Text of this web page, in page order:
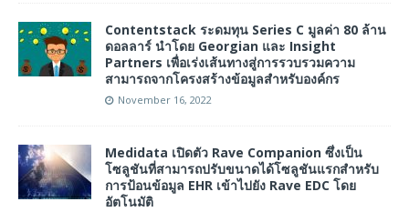
Contentstack ระดมทุน Series C มูลค่า 80 ล้าน
ดอลลาร์ นำโดย Georgian และ Insight
Partners เพื่อเร่งเส้นทางสู่การรวบรวมความ
สามารถจากโครงสร้างข้อมูลสำหรับองค์กร
November 16, 2022
Medidata เปิดตัว Rave Companion ซึ่งเป็น
โซลูชันที่สามารถปรับขนาดได้โซลูชันแรกสำหรับ
การป้อนข้อมูล EHR เข้าไปยัง Rave EDC โดย
อัตโนมัติ